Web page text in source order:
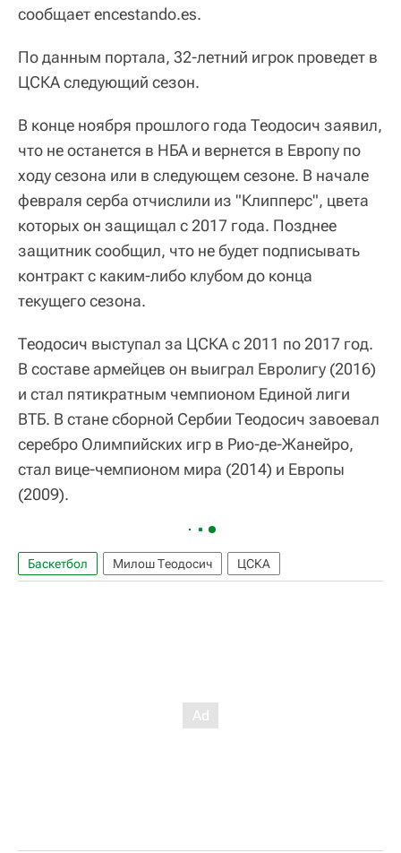
сообщает encestando.es.
По данным портала, 32-летний игрок проведет в
ЦСКА следующий сезон.
В конце ноября прошлого года Теодосич заявил,
что не останется в НБА и вернется в Европу по
ходу сезона или в следующем сезоне. В начале
февраля серба отчислили из "Клипперс", цвета
которых он защищал с 2017 года. Позднее
защитник сообщил, что не будет подписывать
контракт с каким-либо клубом до конца
текущего сезона.
Теодосич выступал за ЦСКА с 2011 по 2017 год.
В составе армейцев он выиграл Евролигу (2016)
и стал пятикратным чемпионом Единой лиги
ВТБ. В стане сборной Сербии Теодосич завоевал
серебро Олимпийских игр в Рио-де-Жанейро,
стал вице-чемпионом мира (2014) и Европы
(2009).
Баскетбол Милош Теодосич ЦСКА